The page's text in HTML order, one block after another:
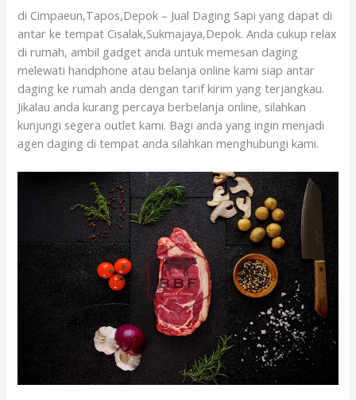
di Cimpaeun,Tapos,Depok – Jual Daging Sapi yang dapat di
antar ke tempat Cisalak,Sukmajaya,Depok. Anda cukup relax
di rumah, ambil gadget anda untuk memesan daging
melewati handphone atau belanja online kami siap antar
daging ke rumah anda dengan tarif kirim yang terjangkau.
Jikalau anda kurang percaya berbelanja online, silahkan
kunjungi segera outlet kami. Bagi anda yang ingin menjadi
agen daging di tempat anda silahkan menghubungi kami.